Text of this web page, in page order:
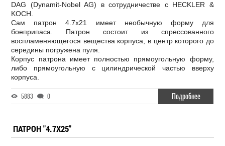
DAG (Dynamit-Nobel AG) в сотрудничестве с HECKLER &
KOCH.
Сам патрон 4.7x21 имеет необычную форму для
боеприпаса. Патрон состоит из спрессованного
воспламеняющегося вещества корпуса, в центр которого до
середины погружена пуля.
Корпус патрона имеет полностью прямоугольную форму,
либо прямоугольную с цилиндрической частью вверху
корпуса.
5883 0 Подробнее
ПАТРОН "4.7X25"